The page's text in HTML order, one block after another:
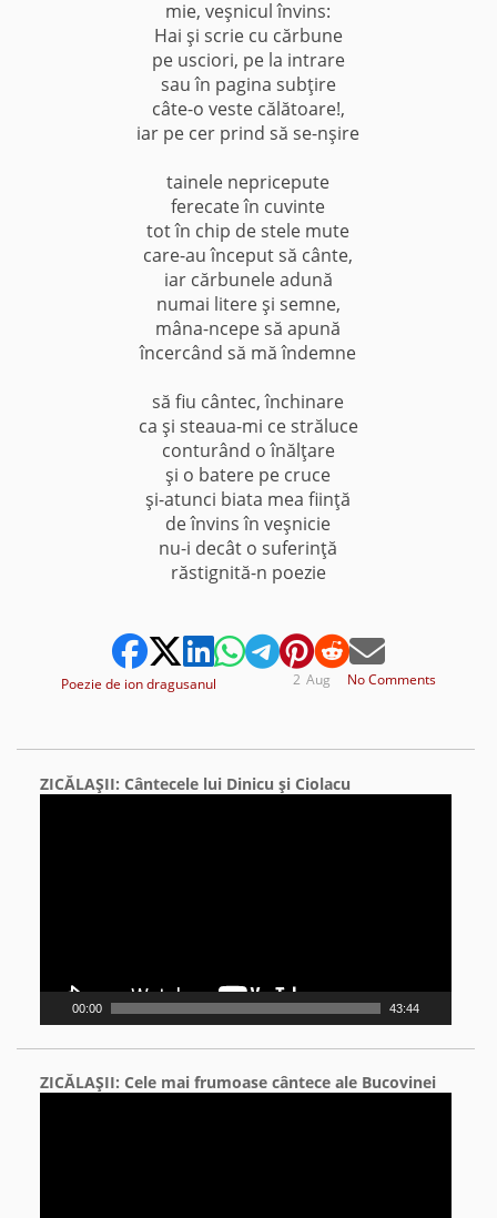
mie, veşnicul învins:
Hai şi scrie cu cărbune
pe usciori, pe la intrare
sau în pagina subţire
câte-o veste călătoare!,
iar pe cer prind să se-nşire
tainele nepricepute
ferecate în cuvinte
tot în chip de stele mute
care-au început să cânte,
iar cărbunele adună
numai litere şi semne,
mâna-ncepe să apună
încercând să mă îndemne
să fiu cântec, închinare
ca şi steaua-mi ce străluce
conturând o înălţare
şi o batere pe cruce
şi-atunci biata mea fiinţă
de învins în veşnicie
nu-i decât o suferinţă
răstignită-n poezie
Poezie de ion dragusanul No Comments
Aug
2
ZICĂLAŞII: Cântecele lui Dinicu şi Ciolacu
00:00 43:44
ZICĂLAŞII: Cele mai frumoase cântece ale Bucovinei